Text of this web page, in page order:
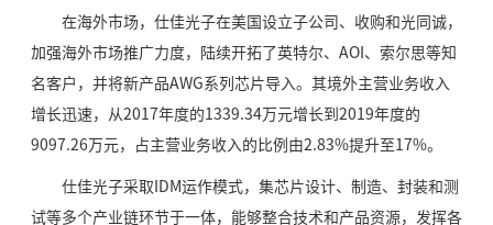
在海外市场，仕佳光子在美国设立子公司、收购和光同诚，
加强海外市场推广力度，陆续开拓了英特尔、AOI、索尔思等知
名客户，并将新产品AWG系列芯片导入。其境外主营业务收入
增长迅速，从2017年度的1339.34万元增长到2019年度的
9097.26万元，占主营业务收入的比例由2.83%提升至17%。
仕佳光子采取IDM运作模式，集芯片设计、制造、封装和测
试等多个产业链环节于一体，能够整合技术和产品资源，发挥各